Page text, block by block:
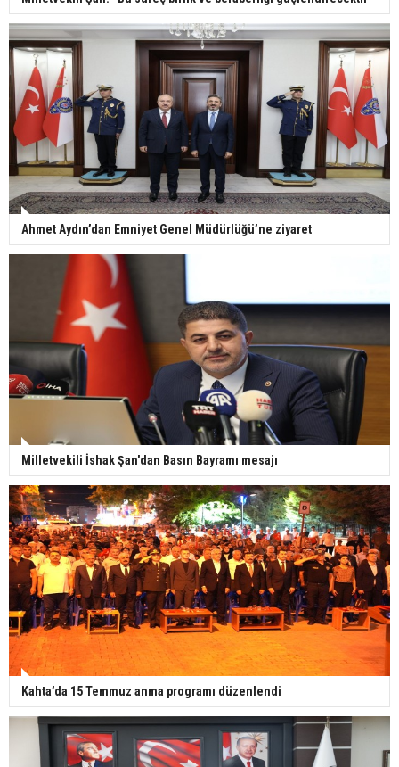
Ahmet Aydın’dan Emniyet Genel Müdürlüğü’ne ziyaret
Milletvekili İshak Şan'dan Basın Bayramı mesajı
Kahta’da 15 Temmuz anma programı düzenlendi